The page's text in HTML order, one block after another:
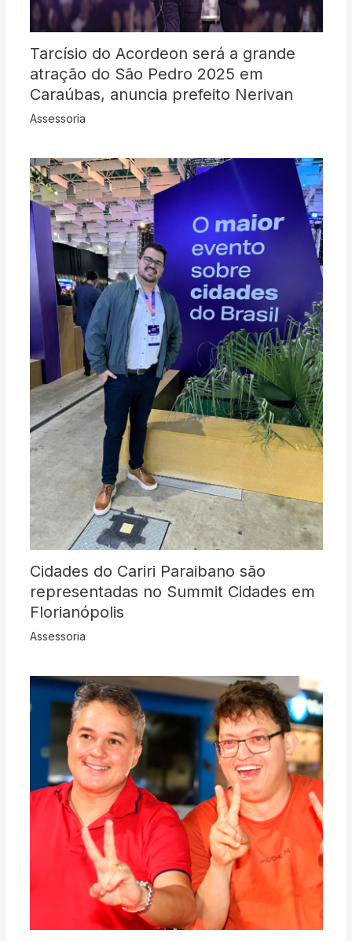
Tarcísio do Acordeon será a grande
atração do São Pedro 2025 em
Caraúbas, anuncia prefeito Nerivan
Assessoria
Cidades do Cariri Paraibano são
representadas no Summit Cidades em
Florianópolis
Assessoria